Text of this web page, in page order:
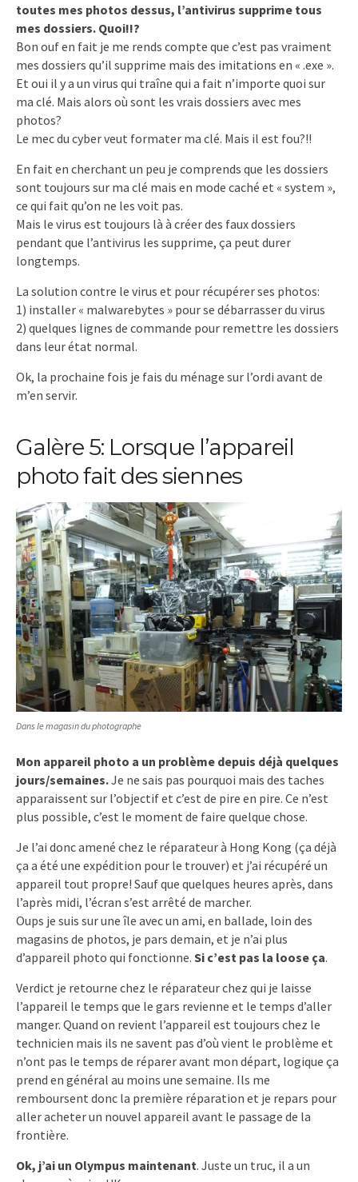
toutes mes photos dessus, l’antivirus supprime tous
mes dossiers. Quoi!!?
Bon ouf en fait je me rends compte que c’est pas vraiment
mes dossiers qu’il supprime mais des imitations en « .exe ».
Et oui il y a un virus qui traîne qui a fait n’importe quoi sur
ma clé. Mais alors où sont les vrais dossiers avec mes
photos?
Le mec du cyber veut formater ma clé. Mais il est fou?!!
En fait en cherchant un peu je comprends que les dossiers
sont toujours sur ma clé mais en mode caché et « system »,
ce qui fait qu’on ne les voit pas.
Mais le virus est toujours là à créer des faux dossiers
pendant que l’antivirus les supprime, ça peut durer
longtemps.
La solution contre le virus et pour récupérer ses photos:
1) installer « malwarebytes » pour se débarrasser du virus
2) quelques lignes de commande pour remettre les dossiers
dans leur état normal.
Ok, la prochaine fois je fais du ménage sur l’ordi avant de
m’en servir.
Galère 5: Lorsque l’appareil
photo fait des siennes
Dans le magasin du photographe
Mon appareil photo a un problème depuis déjà quelques
jours/semaines.Je ne sais pas pourquoi mais des taches
apparaissent sur l’objectif et c’est de pire en pire. Ce n’est
plus possible, c’est le moment de faire quelque chose.
Je l’ai donc amené chez le réparateur à Hong Kong (ça déjà
ça a été une expédition pour le trouver) et j’ai récupéré un
appareil tout propre! Sauf que quelques heures après, dans
l’après midi, l’écran s’est arrêté de marcher.
Oups je suis sur une île avec un ami, en ballade, loin des
magasins de photos, je pars demain, et je n’ai plus
d’appareil photo qui fonctionne. Si c’est pas la loose ça.
Verdict je retourne chez le réparateur chez qui je laisse
l’appareil le temps que le gars revienne et le temps d’aller
manger. Quand on revient l’appareil est toujours chez le
technicien mais ils ne savent pas d’où vient le problème et
n’ont pas le temps de réparer avant mon départ, logique ça
prend en général au moins une semaine. Ils me
remboursent donc la première réparation et je repars pour
aller acheter un nouvel appareil avant le passage de la
frontière.
Ok, j’ai un Olympus maintenant. Juste un truc, il a un